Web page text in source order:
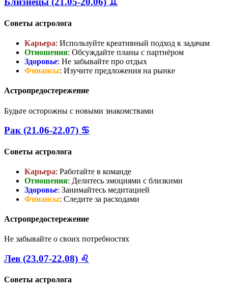
Советы астролога
Карьера: Используйте креативный подход к задачам
Отношения: Обсуждайте планы с партнёром
Здоровье: Не забывайте про отдых
Финансы: Изучите предложения на рынке
Астропредостережение
Будьте осторожны с новыми знакомствами
Рак (21.06-22.07) ♋
Советы астролога
Карьера: Работайте в команде
Отношения: Делитесь эмоциями с близкими
Здоровье: Занимайтесь медитацией
Финансы: Следите за расходами
Астропредостережение
Не забывайте о своих потребностях
Лев (23.07-22.08) ♌
Советы астролога